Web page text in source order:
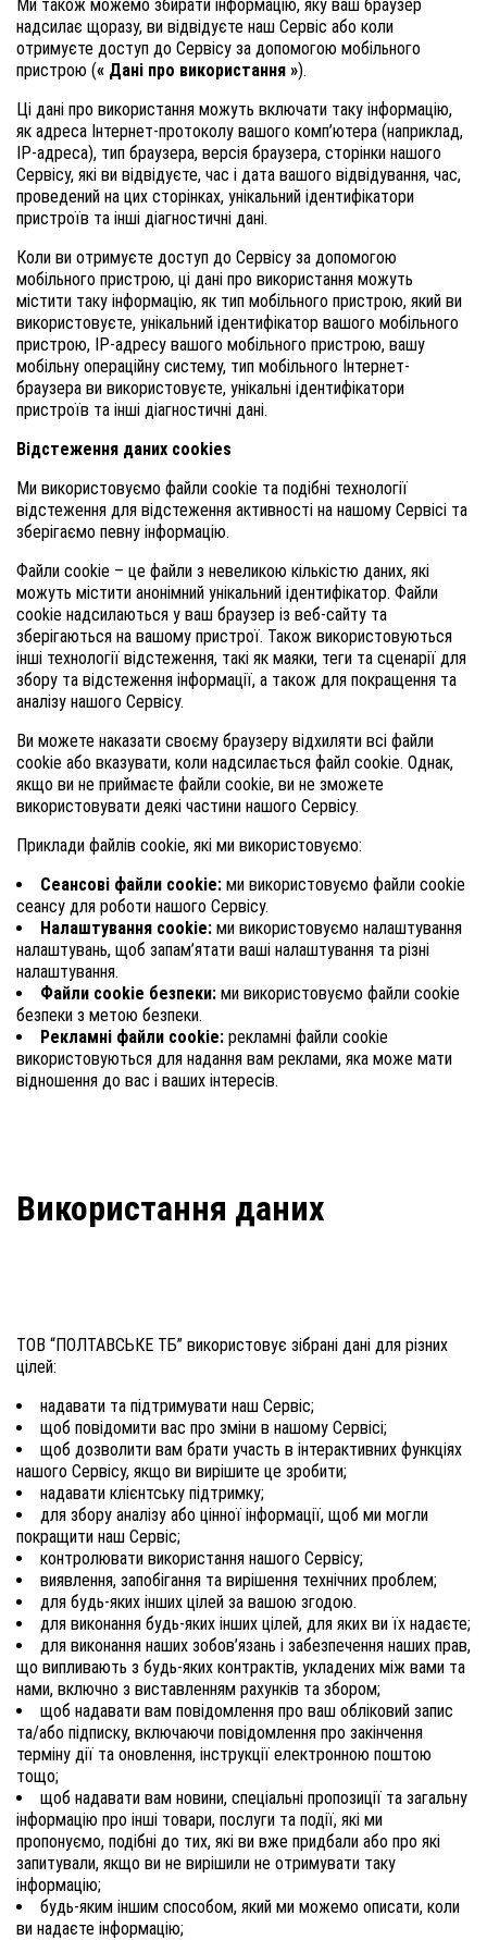
Ми також можемо збирати інформацію, яку ваш браузер
надсилає щоразу, ви відвідуєте наш Сервіс або коли
отримуєте доступ до Сервісу за допомогою мобільного
пристрою (« Дані про використання »).
Ці дані про використання можуть включати таку інформацію,
як адреса Інтернет-протоколу вашого комп’ютера (наприклад,
IP-адреса), тип браузера, версія браузера, сторінки нашого
Сервісу, які ви відвідуєте, час і дата вашого відвідування, час,
проведений на цих сторінках, унікальний ідентифікатори
пристроїв та інші діагностичні дані.
Коли ви отримуєте доступ до Сервісу за допомогою
мобільного пристрою, ці дані про використання можуть
містити таку інформацію, як тип мобільного пристрою, який ви
використовуєте, унікальний ідентифікатор вашого мобільного
пристрою, IP-адресу вашого мобільного пристрою, вашу
мобільну операційну систему, тип мобільного Інтернет-
браузера ви використовуєте, унікальні ідентифікатори
пристроїв та інші діагностичні дані.
Відстеження даних cookies
Ми використовуємо файли cookie та подібні технології
відстеження для відстеження активності на нашому Сервісі та
зберігаємо певну інформацію.
Файли cookie – це файли з невеликою кількістю даних, які
можуть містити анонімний унікальний ідентифікатор. Файли
cookie надсилаються у ваш браузер із веб-сайту та
зберігаються на вашому пристрої. Також використовуються
інші технології відстеження, такі як маяки, теги та сценарії для
збору та відстеження інформації, а також для покращення та
аналізу нашого Сервісу.
Ви можете наказати своєму браузеру відхиляти всі файли
cookie або вказувати, коли надсилається файл cookie. Однак,
якщо ви не приймаєте файли cookie, ви не зможете
використовувати деякі частини нашого Сервісу.
Приклади файлів cookie, які ми використовуємо:
Сеансові файли cookie: ми використовуємо файли cookie
сеансу для роботи нашого Сервісу.
Налаштування cookie: ми використовуємо налаштування
налаштувань, щоб запам’ятати ваші налаштування та різні
налаштування.
Файли cookie безпеки: ми використовуємо файли cookie
безпеки з метою безпеки.
Рекламні файли cookie: рекламні файли cookie
використовуються для надання вам реклами, яка може мати
відношення до вас і ваших інтересів.
Використання даних
ТОВ “ПОЛТАВСЬКЕ ТБ” використовує зібрані дані для різних
цілей:
надавати та підтримувати наш Сервіс;
щоб повідомити вас про зміни в нашому Сервісі;
щоб дозволити вам брати участь в інтерактивних функціях
нашого Сервісу, якщо ви вирішите це зробити;
надавати клієнтську підтримку;
для збору аналізу або цінної інформації, щоб ми могли
покращити наш Сервіс;
контролювати використання нашого Сервісу;
виявлення, запобігання та вирішення технічних проблем;
для будь-яких інших цілей за вашою згодою.
для виконання будь-яких інших цілей, для яких ви їх надаєте;
для виконання наших зобов’язань і забезпечення наших прав,
що випливають з будь-яких контрактів, укладених між вами та
нами, включно з виставленням рахунків та збором;
щоб надавати вам повідомлення про ваш обліковий запис
та/або підписку, включаючи повідомлення про закінчення
терміну дії та оновлення, інструкції електронною поштою
тощо;
щоб надавати вам новини, спеціальні пропозиції та загальну
інформацію про інші товари, послуги та події, які ми
пропонуємо, подібні до тих, які ви вже придбали або про які
запитували, якщо ви не вирішили не отримувати таку
інформацію;
будь-яким іншим способом, який ми можемо описати, коли
ви надаєте інформацію;